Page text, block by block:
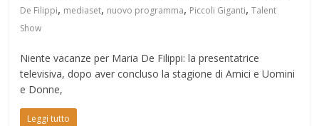
De Filippi, mediaset, nuovo programma, Piccoli Giganti,Talent
Show
Niente vacanze per Maria De Filippi: la presentatrice
televisiva, dopo aver concluso la stagione di Amici e Uomini
e Donne,
Leggi tutto